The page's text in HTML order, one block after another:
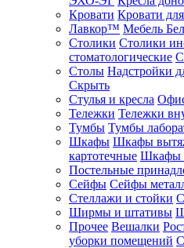
Кровати Кровати
Лавкор™ Мебель
Столики Столики
стоматологические
Столы Надстройки
Скрыть
Стулья и кресла
Тележки Тележки
Тумбы Тумбы
Шкафы Шкафы
картотечные Шкафы
Постельные
Сейфы Сейфы
Стеллажи и стойки
Ширмы и штативы
Прочее Вешалки
уборки помещений